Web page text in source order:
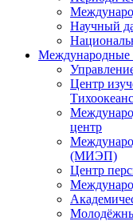
Научный
Международные
Центр
центр
(МИЭП)
Центр